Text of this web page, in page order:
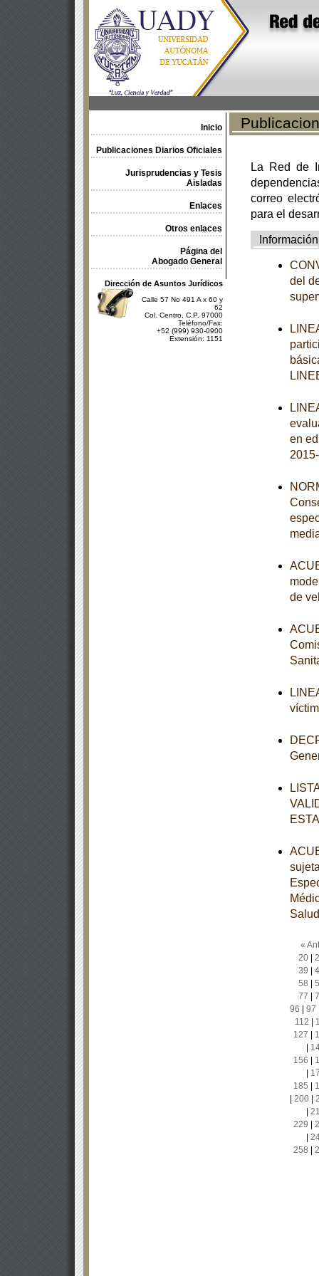
Inicio
Publicaciones Diarios Oficiales
Jurisprudencias y Tesis
Aisladas
Enlaces
Otros enlaces
Página del
Abogado General
Dirección de Asuntos Jurídicos
Calle 57 No 491 A x 60 y
62
Col. Centro, C.P. 97000
Teléfono/Fax:
+52 (999) 930-0900
Extensión: 1151
La Red de
correo
para el
Información
del
en
de
«
20|
39
58
77
96
97
112
127
156
185
200|
229
258